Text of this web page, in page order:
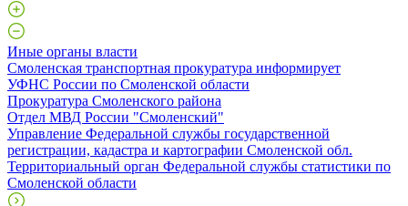
Иные органы власти
Смоленская транспортная прокуратура информирует
УФНС России по Смоленской области
Прокуратура Смоленского района
Отдел МВД России "Смоленский"
Управление Федеральной службы государственной
регистрации, кадастра и картографии Смоленской обл.
Территориальный орган Федеральной службы статистики по
Смоленской области